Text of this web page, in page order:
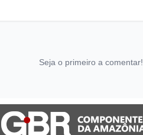
Seja o primeiro a comentar!